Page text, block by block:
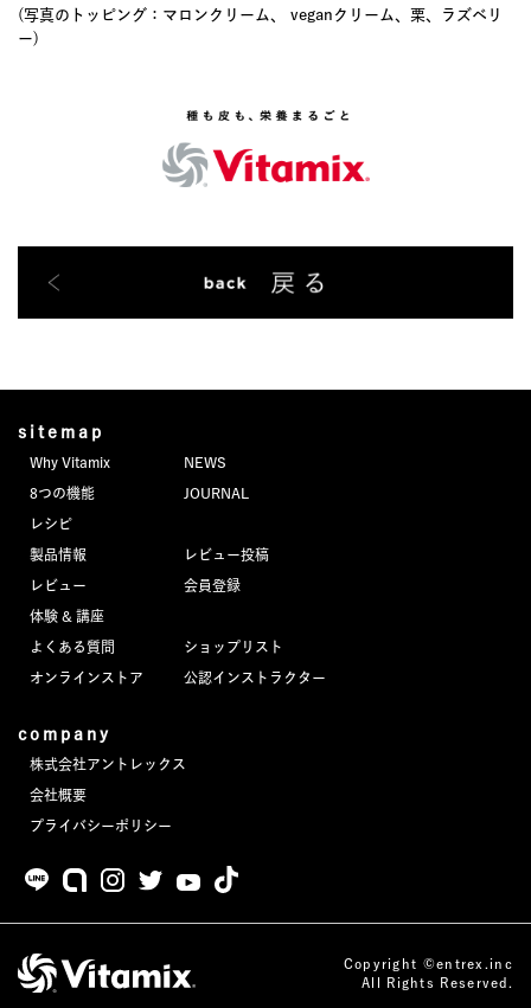
(写真のトッピング：マロンクリーム、 veganクリーム、栗、ラズベリ
ー)
sitemap
Why Vitamix
8つの機能
レシピ
製品情報
レビュー
体験 & 講座
よくある質問
オンラインストア
NEWS
JOURNAL
レビュー投稿
会員登録
ショップリスト
公認インストラクター
company
株式会社アントレックス
会社概要
プライバシーポリシー
Copyright ©entrex.inc
All Rights Reserved.